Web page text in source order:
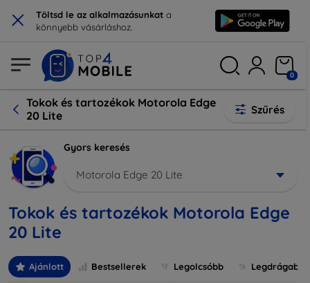
× Töltsd le az alkalmazásunkat a
könnyebb vásárláshoz.
0
Tokok és tartozékok Motorola Edge
20 Lite
Szűrés
Gyors keresés
Motorola Edge 20 Lite
Tokok és tartozékok Motorola Edge
20 Lite
Ajánlott Bestsellerek Legolcsóbb Legdrágabb